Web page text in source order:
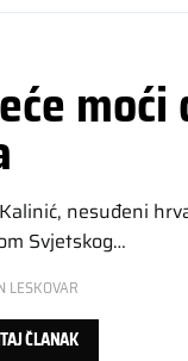
nesuđeni
Svjetskog…
LESKOVAR
ČLANAK